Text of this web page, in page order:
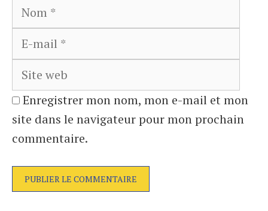
Nom
Enregistrer mon nom, mon e-mail et mon
site dans le navigateur pour mon prochain
commentaire.